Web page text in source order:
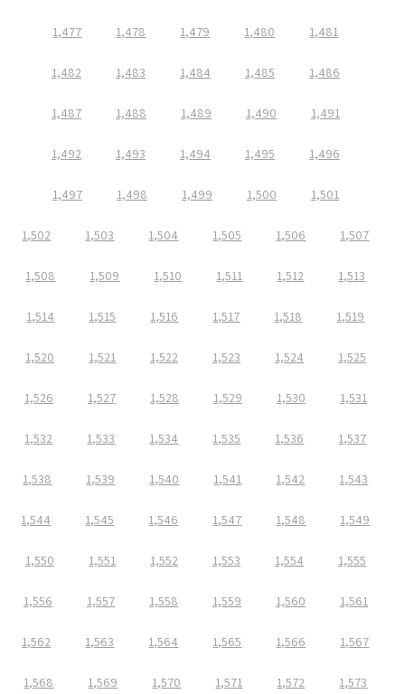
1,477 1,478 1,479 1,480 1,481
1,482 1,483 1,484 1,485 1,486
1,487 1,488 1,489 1,490 1,491
1,492 1,493 1,494 1,495 1,496
1,497 1,498 1,499 1,500 1,501
1,502 1,503 1,504 1,505 1,506 1,507
1,508 1,509 1,510 1,511 1,512 1,513
1,514 1,515 1,516 1,517 1,518 1,519
1,520 1,521 1,522 1,523 1,524 1,525
1,526 1,527 1,528 1,529 1,530 1,531
1,532 1,533 1,534 1,535 1,536 1,537
1,538 1,539 1,540 1,541 1,542 1,543
1,544 1,545 1,546 1,547 1,548 1,549
1,550 1,551 1,552 1,553 1,554 1,555
1,556 1,557 1,558 1,559 1,560 1,561
1,562 1,563 1,564 1,565 1,566 1,567
1,568 1,569 1,570 1,571 1,572 1,573